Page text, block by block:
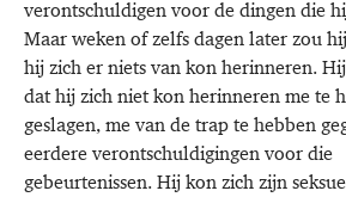
verontschuldigen voor de dingen die
Maar weken of zelfs dagen later zou
hij zich er niets van kon herinneren.
dat hij zich niet kon herinneren me te
geslagen, me van de trap te hebben
eerdere verontschuldigingen voor die
gebeurtenissen. Hij kon zich zijn